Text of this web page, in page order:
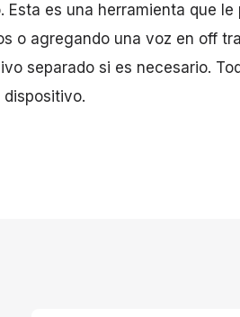
es una herramienta que
o agregando una voz en off
separado si es necesario.